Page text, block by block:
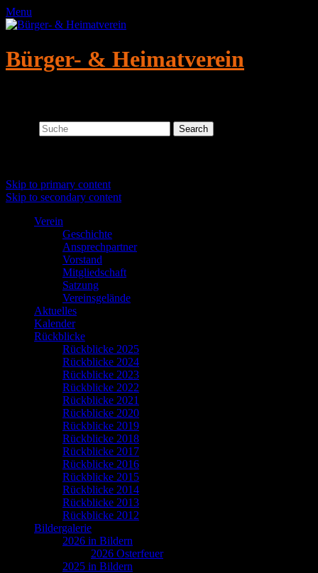
Menu
Bürger- & Heimatverein
Skip to primary content
Skip to secondary content
Verein
Geschichte
Ansprechpartner
Vorstand
Mitgliedschaft
Satzung
Vereinsgelände
Aktuelles
Kalender
Rückblicke
Rückblicke 2025
Rückblicke 2024
Rückblicke 2023
Rückblicke 2022
Rückblicke 2021
Rückblicke 2020
Rückblicke 2019
Rückblicke 2018
Rückblicke 2017
Rückblicke 2016
Rückblicke 2015
Rückblicke 2014
Rückblicke 2013
Rückblicke 2012
Bildergalerie
2026 in Bildern
2026 Osterfeuer
2025 in Bildern